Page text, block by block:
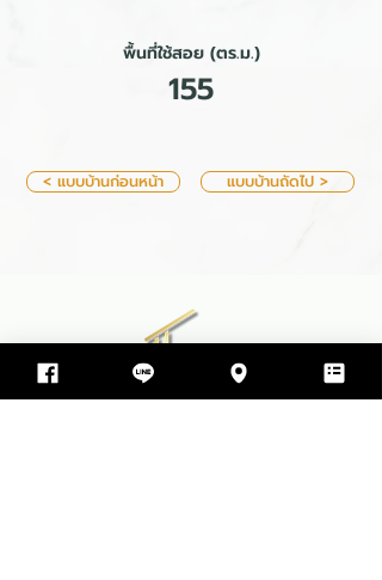
พื้นที่ใช้สอย (ตร.ม.)
155
< แบบบ้านก่อนหน้า แบบบ้านถัดไป >